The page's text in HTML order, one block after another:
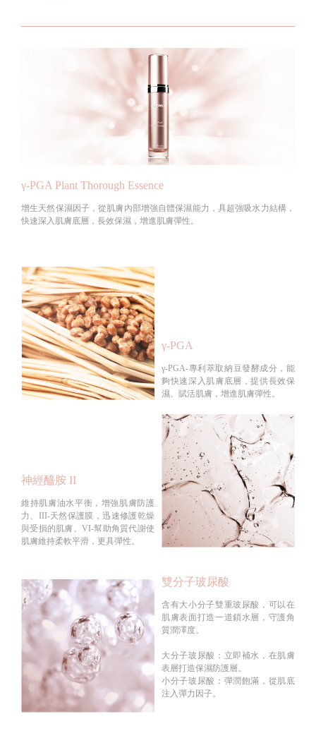
γ-PGA Plant Thorough Essence
增生天然保濕因子，從肌膚內部增強自體保濕能力，具超強吸水力結構，
快速深入肌膚底層，長效保濕，增進肌膚彈性。
γ-PGA
γ-PGA-專利萃取納豆發酵成分，能
夠快速深入肌膚底層，提供長效保
濕、賦活肌膚，增進肌膚彈性。
神經醯胺 II
維持肌膚油水平衡，增強肌膚防護
力、III-天然保護膜，迅速修護乾燥
與受損的肌膚、VI-幫助角質代謝使
肌膚維持柔軟平滑，更具彈性。
雙分子玻尿酸
含有大小分子雙重玻尿酸，可以在
肌膚表面打造一道鎖水層，守護角
質潤澤度。
大分子玻尿酸：立即補水，在肌膚
表層打造保濕防護層。
小分子玻尿酸：彈潤飽滿，從肌底
注入彈力因子。